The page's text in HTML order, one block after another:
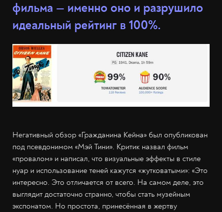
фильма — именно оно и разрушило
идеальный рейтинг в 100%.
Негативный обзор «Гражданина Кейна» был опубликован
под псевдонимом «Мэй Тини». Критик назвал фильм
«провалом» и написал, что визуальные эффекты в стиле
нуар и использование теней кажутся «жутковатыми»: «Это
интересно. Это отличается от всего. На самом деле, это
выглядит достаточно странно, чтобы стать музейным
экспонатом. Но простота, принесённая в жертву